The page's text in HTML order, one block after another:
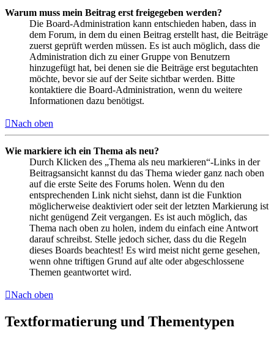
Warum muss mein Beitrag erst freigegeben werden?
Die Board-Administration kann entschieden haben, dass in
dem Forum, in dem du einen Beitrag erstellt hast, die Beiträge
zuerst geprüft werden müssen. Es ist auch möglich, dass die
Administration dich zu einer Gruppe von Benutzern
hinzugefügt hat, bei denen sie die Beiträge erst begutachten
möchte, bevor sie auf der Seite sichtbar werden. Bitte
kontaktiere die Board-Administration, wenn du weitere
Informationen dazu benötigst.
Nach oben
Wie markiere ich ein Thema als neu?
Durch Klicken des „Thema als neu markieren“-Links in der
Beitragsansicht kannst du das Thema wieder ganz nach oben
auf die erste Seite des Forums holen. Wenn du den
entsprechenden Link nicht siehst, dann ist die Funktion
möglicherweise deaktiviert oder seit der letzten Markierung ist
nicht genügend Zeit vergangen. Es ist auch möglich, das
Thema nach oben zu holen, indem du einfach eine Antwort
darauf schreibst. Stelle jedoch sicher, dass du die Regeln
dieses Boards beachtest! Es wird meist nicht gerne gesehen,
wenn ohne triftigen Grund auf alte oder abgeschlossene
Themen geantwortet wird.
Nach oben
Textformatierung und Thementypen